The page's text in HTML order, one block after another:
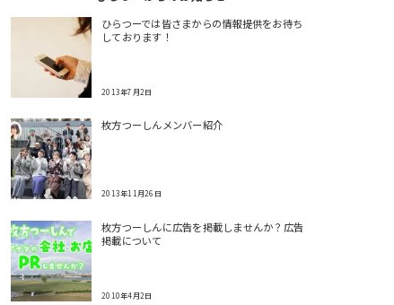
ひらつーでは皆さまからの情報提供をお待ち
しております！
2013年7月2日
枚方つーしんメンバー紹介
2013年11月26日
枚方つーしんに広告を掲載しませんか？広告
掲載について
2010年4月2日